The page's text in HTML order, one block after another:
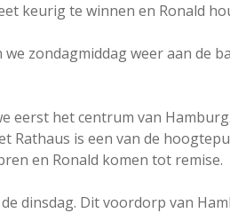
keurig te winnen en Ronald
zondagmiddag weer aan de
eerst het centrum van
Rathaus is een van de
en Ronald komen tot remise.
dinsdag. Dit voordorp van